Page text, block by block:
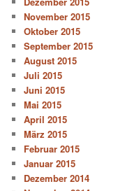
November 2015
Oktober 2015
September 2015
August 2015
Juli 2015
Juni 2015
Mai 2015
April 2015
März 2015
Februar 2015
Januar 2015
Dezember 2014